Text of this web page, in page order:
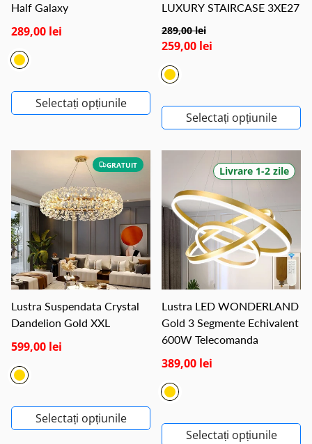
Half Galaxy
289,00 lei
Selectați opțiunile
LUXURY STAIRCASE 3XE27
289,00 lei
259,00 lei
Selectați opțiunile
GRATUIT
Lustra Suspendata Crystal
Dandelion Gold XXL
599,00 lei
Selectați opțiunile
Livrare 1-2 zile
Lustra LED WONDERLAND
Gold 3 Segmente Echivalent
600W Telecomanda
389,00 lei
Selectați opțiunile